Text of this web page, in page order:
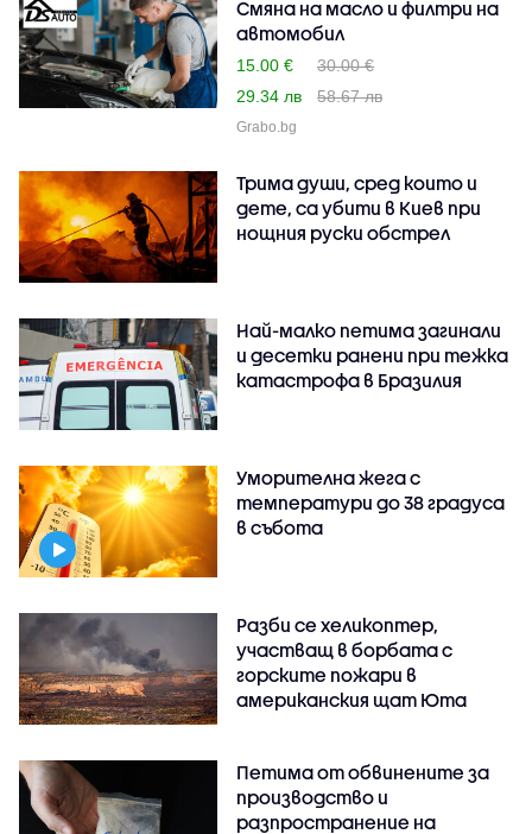
Смяна на масло и филтри на
автомобил
15.00 €
30.00 €
29.34 лв
58.67 лв
Grabo.bg
Трима души, сред които и
дете, са убити в Киев при
нощния руски обстрел
Най-малко петима загинали
и десетки ранени при тежка
катастрофа в Бразилия
Уморителна жега с
температури до 38 градуса
в събота
Разби се хеликоптер,
участващ в борбата с
горските пожари в
американския щат Юта
Петима от обвинените за
производство и
разпространение на